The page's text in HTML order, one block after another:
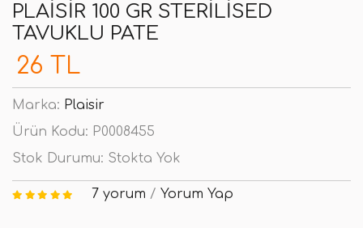
PLAISIR 100 GR STERILISED
TAVUKLU PATE
26 TL
Marka: Plaisir
Ürün Kodu: P0008455
Stok Durumu: Stokta Yok
7 yorum / Yorum Yap